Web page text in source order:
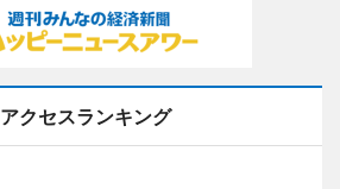
アクセスランキング